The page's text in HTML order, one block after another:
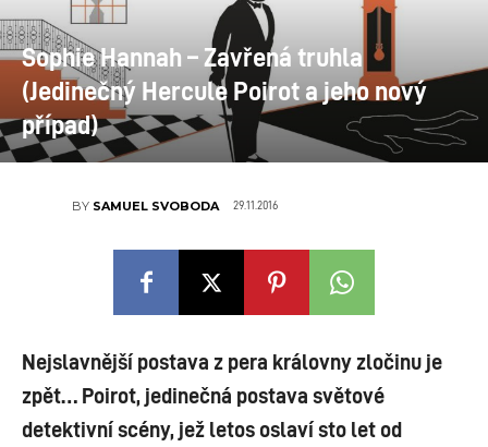
Sophie Hannah – Zavřená truhla
(Jedinečný Hercule Poirot a jeho nový
případ)
BY SAMUEL SVOBODA 29.11.2016
Nejslavnější postava z pera královny zločinu je
zpět… Poirot, jedinečná postava světové
detektivní scény, jež letos oslaví sto let od